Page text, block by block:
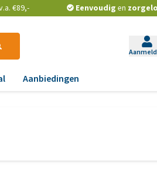
€89,- Eenvoudig en
Aanbiedingen